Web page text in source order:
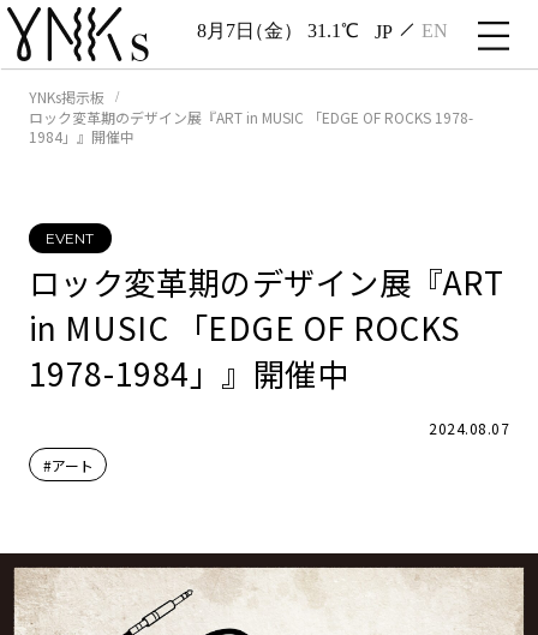
8月7日（金） 31.1℃ JP EN
YNKs掲示板
ロック変革期のデザイン展『ART in MUSIC 「EDGE OF ROCKS 1978-
1984」』開催中
EVENT
ロック変革期のデザイン展『ART
in MUSIC 「EDGE OF ROCKS
1978-1984」』開催中
2024.08.07
#アート